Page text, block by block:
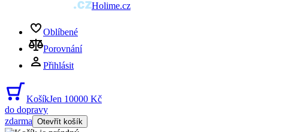
Holime.cz
Oblíbené
Porovnání
Přihlásit
KošíkJen 10000 Kč
do dopravy
zdarma Otevřít košík